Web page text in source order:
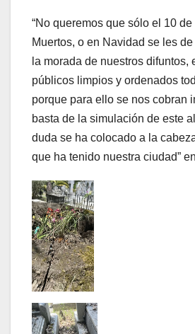
“No queremos que sólo el 10
Muertos, o en Navidad se les
la morada de nuestros difuntos,
públicos limpios y ordenados
porque para ello se nos cobran
basta de la simulación de este
duda se ha colocado a la
que ha tenido nuestra ciudad”